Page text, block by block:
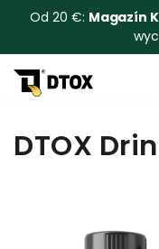
Od 20 €: Magazín
DTOX